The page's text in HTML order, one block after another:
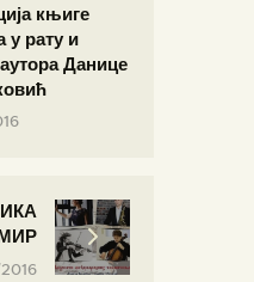
књиге
у рату и
Данице